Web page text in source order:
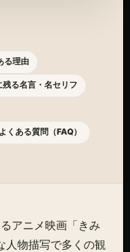
る理由
る名言・名セリフ
よくある質問（FAQ）
アニメ映画「きみ
人物描写で多くの観